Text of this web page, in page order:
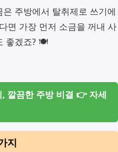
주방에서 탈취제로 쓰기에
면 가장 먼저 소금을 꺼내 사
좋겠죠? 🍽️
깔끔한 주방 비결 👉 자세
지